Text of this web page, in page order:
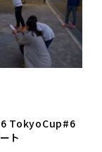
cms/wp-
TokyoCup#6
ト